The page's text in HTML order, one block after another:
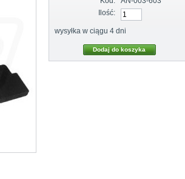
Ilość:
wysyłka w ciągu 4 dni